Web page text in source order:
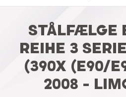
STÅLFÆLGE
REIHE 3
(390X (E90/
2008 -